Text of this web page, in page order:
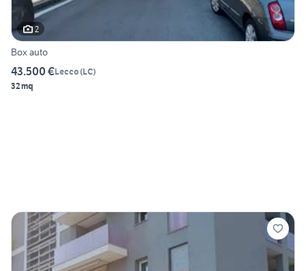
2
Box auto
43.500 €Lecco(LC)
32 mq